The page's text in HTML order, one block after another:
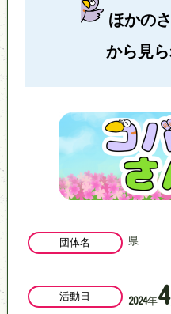
ほかの
から見ら
団体名 県
活動日 2024年4